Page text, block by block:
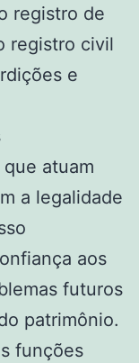
registro de
registro civil
e
atuam
a legalidade
aos
futuros
patrimônio.
funções